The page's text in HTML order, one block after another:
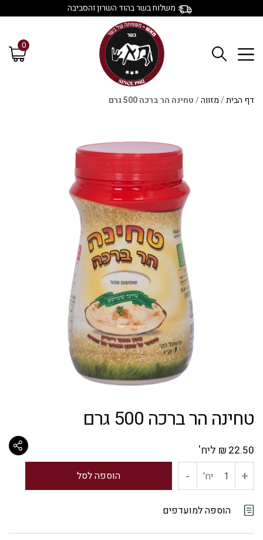
משלוח בשר בהוד השרון והסביבה
0
דף הבית/מזווה/טחינה הר ברכה 500 גרם
טחינה הר ברכה 500 גרם
₪ 22.50 ליח'
+ כמות יח' - הוספה לסל
הוספה למועדפים